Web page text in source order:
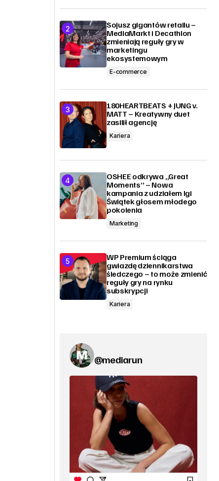
Sojusz gigantów retailu –
MediaMarkt i Decathlon
zmieniają reguły gry w
marketingu
ekosystemowym
E-commerce
180HEARTBEATS + JUNG v.
MATT – Kreatywny duet
zasilił agencję
Kariera
OSHEE odkrywa „Great
Moments” – Nowa
kampania z udziałem Igi
Świątek głosem młodego
pokolenia
Marketing
WP Premium ściąga
gwiazdę dziennikarstwa
śledczego – to może zmienić
reguły gry na rynku
subskrypcji
Kariera
@mediarun